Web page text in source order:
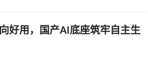
好用，国产AI底座筑牢自主生